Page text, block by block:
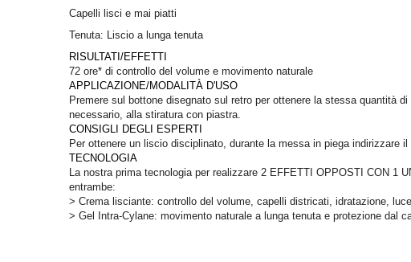
Capelli lisci e mai piatti
Tenuta: Liscio a lunga tenuta
RISULTATI/EFFETTI
72 ore* di controllo del volume e movimento naturale
APPLICAZIONE/MODALITÀ D'USO
Premere sul bottone disegnato sul retro per ottenere la stessa quantità
necessario, alla stiratura con piastra.
CONSIGLI DEGLI ESPERTI
Per ottenere un liscio disciplinato, durante la messa in piega indirizzare
TECNOLOGIA
La nostra prima tecnologia per realizzare 2 EFFETTI OPPOSTI CON 1
entrambe:
> Crema lisciante: controllo del volume, capelli districati, idratazione,
> Gel Intra-Cylane: movimento naturale a lunga tenuta e protezione dal